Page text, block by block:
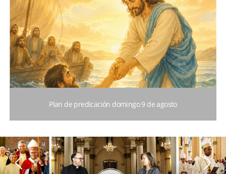
Plan de predicación domingo 9 de agosto